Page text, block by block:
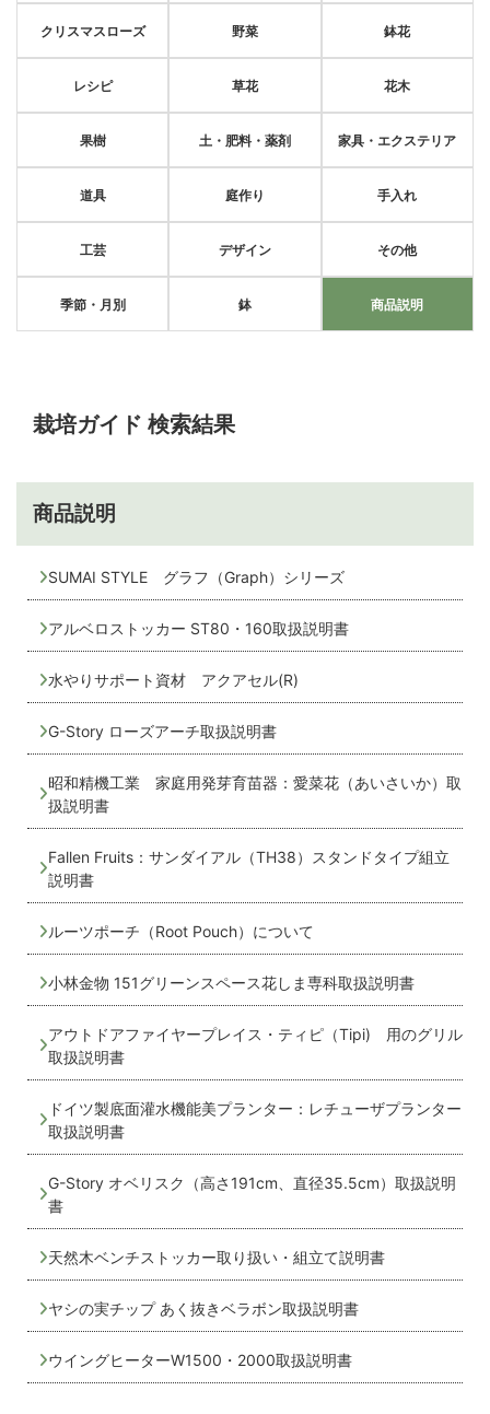
クリスマスローズ 野菜 鉢花
レシピ 草花 花木
果樹 土・肥料・薬剤 家具・エクステリア
道具 庭作り 手入れ
工芸 デザイン その他
季節・月別 鉢 商品説明
栽培ガイド 検索結果
商品説明
SUMAI STYLE グラフ（Graph）シリーズ
アルベロストッカー ST80・160取扱説明書
水やりサポート資材 アクアセル(R)
G-Story ローズアーチ取扱説明書
昭和精機工業 家庭用発芽育苗器：愛菜花（あいさいか）取
扱説明書
Fallen Fruits：サンダイアル（TH38）スタンドタイプ組立
説明書
ルーツポーチ（Root Pouch）について
小林金物 151グリーンスペース花しま専科取扱説明書
アウトドアファイヤープレイス・ティピ（Tipi) 用のグリル
取扱説明書
ドイツ製底面灌水機能美プランター：レチューザプランター
取扱説明書
G-Story オベリスク（高さ191cm、直径35.5cm）取扱説明
書
天然木ベンチストッカー取り扱い・組立て説明書
ヤシの実チップ あく抜きベラボン取扱説明書
ウイングヒーターW1500・2000取扱説明書